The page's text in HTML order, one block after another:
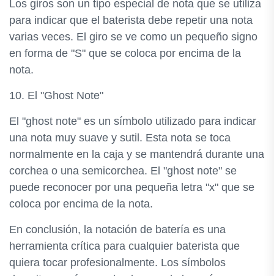
Los giros son un tipo especial de nota que se utiliza
para indicar que el baterista debe repetir una nota
varias veces. El giro se ve como un pequeño signo
en forma de "S" que se coloca por encima de la
nota.
10. El "Ghost Note"
El "ghost note" es un símbolo utilizado para indicar
una nota muy suave y sutil. Esta nota se toca
normalmente en la caja y se mantendrá durante una
corchea o una semicorchea. El "ghost note" se
puede reconocer por una pequeña letra "x" que se
coloca por encima de la nota.
En conclusión, la notación de batería es una
herramienta crítica para cualquier baterista que
quiera tocar profesionalmente. Los símbolos